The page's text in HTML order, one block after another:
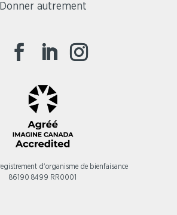
Donner autrement
d'organisme de bienfaisance
86190 8499 RR0001